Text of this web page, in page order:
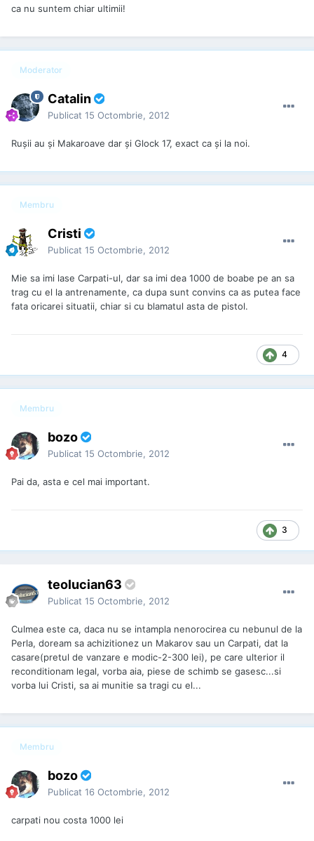
ca nu suntem chiar ultimii!
Moderator
Catalin
Publicat 15 Octombrie, 2012
Ruşii au şi Makaroave dar şi Glock 17, exact ca şi la noi.
Membru
Cristi
Publicat 15 Octombrie, 2012
Mie sa imi lase Carpati-ul, dar sa imi dea 1000 de boabe pe an sa
trag cu el la antrenamente, ca dupa sunt convins ca as putea face
fata oricarei situatii, chiar si cu blamatul asta de pistol.
4
Membru
bozo
Publicat 15 Octombrie, 2012
Pai da, asta e cel mai important.
3
teolucian63
Publicat 15 Octombrie, 2012
Culmea este ca, daca nu se intampla nenorocirea cu nebunul de la
Perla, doream sa achizitionez un Makarov sau un Carpati, dat la
casare(pretul de vanzare e modic-2-300 lei), pe care ulterior il
reconditionam legal, vorba aia, piese de schimb se gasesc...si
vorba lui Cristi, sa ai munitie sa tragi cu el...
Membru
bozo
Publicat 16 Octombrie, 2012
carpati nou costa 1000 lei